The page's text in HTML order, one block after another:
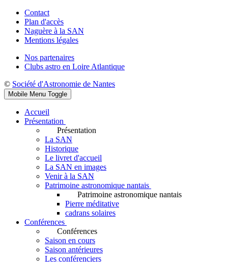
Contact
Plan d'accès
Naguère à la SAN
Mentions légales
Nos partenaires
Clubs astro en Loire Atlantique
© Société d'Astronomie de Nantes
Mobile Menu Toggle
Accueil
Présentation
Présentation
La SAN
Historique
Le livret d'accueil
La SAN en images
Venir à la SAN
Patrimoine astronomique nantais
Patrimoine astronomique nantais
Pierre méditative
cadrans solaires
Conférences
Conférences
Saison en cours
Saison antérieures
Les conférenciers